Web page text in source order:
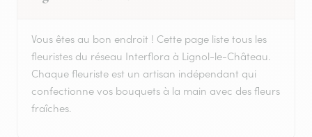
Vous êtes au bon endroit ! Cette page liste tous les
fleuristes du réseau Interflora à Lignol-le-Château.
Chaque fleuriste est un artisan indépendant qui
confectionne vos bouquets à la main avec des fleurs
fraîches.